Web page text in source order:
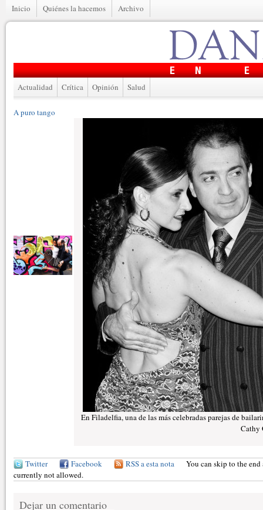
Inicio Quiénes la hacemos Archivo
Actualidad Crítica Opinión Salud
A puro tango
En Filadelfia, una de las más celebradas parejas de
Cathy
Twitter Facebook RSS a esta nota
You can skip to the
currently not allowed.
Dejar un comentario